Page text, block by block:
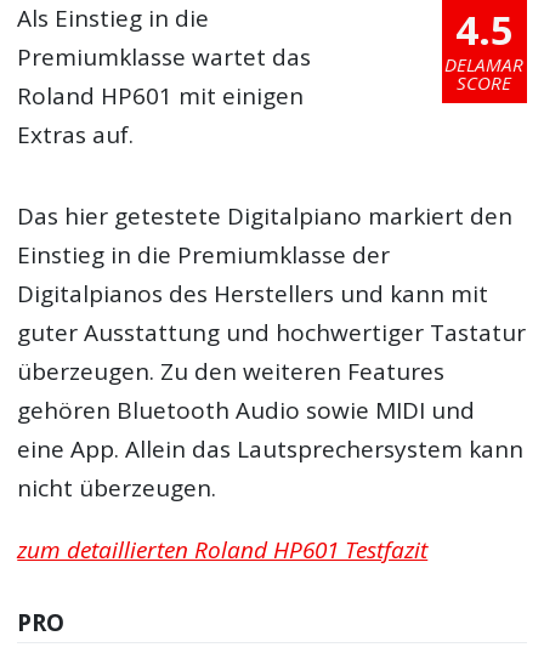
4.5
DELAMAR
SCORE
Als Einstieg in die
Premiumklasse wartet das
Roland HP601 mit einigen
Extras auf.
Das hier getestete Digitalpiano markiert den
Einstieg in die Premiumklasse der
Digitalpianos des Herstellers und kann mit
guter Ausstattung und hochwertiger Tastatur
überzeugen. Zu den weiteren Features
gehören Bluetooth Audio sowie MIDI und
eine App. Allein das Lautsprechersystem kann
nicht überzeugen.
zum detaillierten Roland HP601 Testfazit
PRO